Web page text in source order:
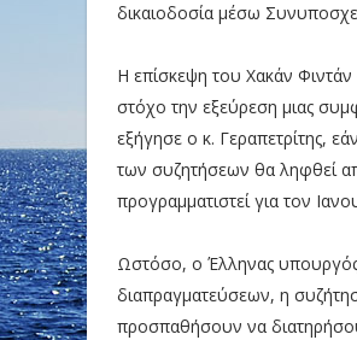
δικαιοδοσία μέσω
Η επίσκεψη του Χακάν
στόχο την εξεύρεση μιας
εξήγησε ο κ. Γεραπετρίτης,
των συζητήσεων θα ληφθεί
προγραμματιστεί για τον
Ωστόσο, ο Έλληνας υπουργός
διαπραγματεύσεων, η
προσπαθήσουν να